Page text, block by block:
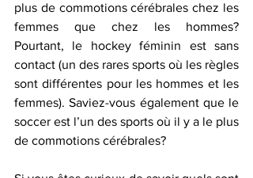
plus de commotions cérébrales chez les
femmes que chez les hommes?
Pourtant, le hockey féminin est sans
contact (un des rares sports où les règles
sont différentes pour les hommes et les
femmes). Saviez-vous également que le
soccer est l’un des sports où il y a le plus
de commotions cérébrales?